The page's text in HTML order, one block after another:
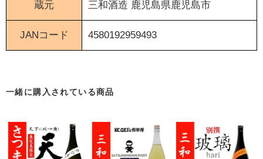
蔵元 三和酒造 鹿児島県鹿児島市
JANコード 4580192959493
一緒に購入されている商品